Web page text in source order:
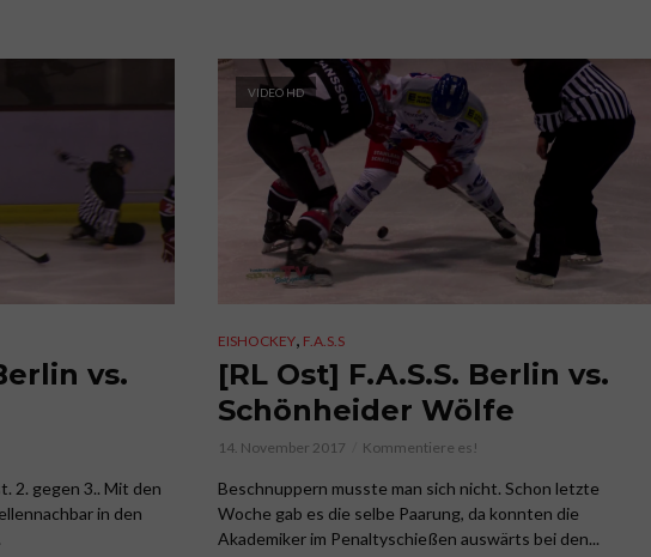
vs.
2. gegen 3.. Mit den
in den
VIDEO HD
EISHOCKEY, F.A.S.S
[RL Ost] F.A.S.S. Berlin vs.
Schönheider Wölfe
14. November 2017 Kommentiere es!
Beschnuppern musste man sich nicht. Schon letzte
Woche gab es die selbe Paarung, da konnten die
Akademiker im Penaltyschießen auswärts bei den...